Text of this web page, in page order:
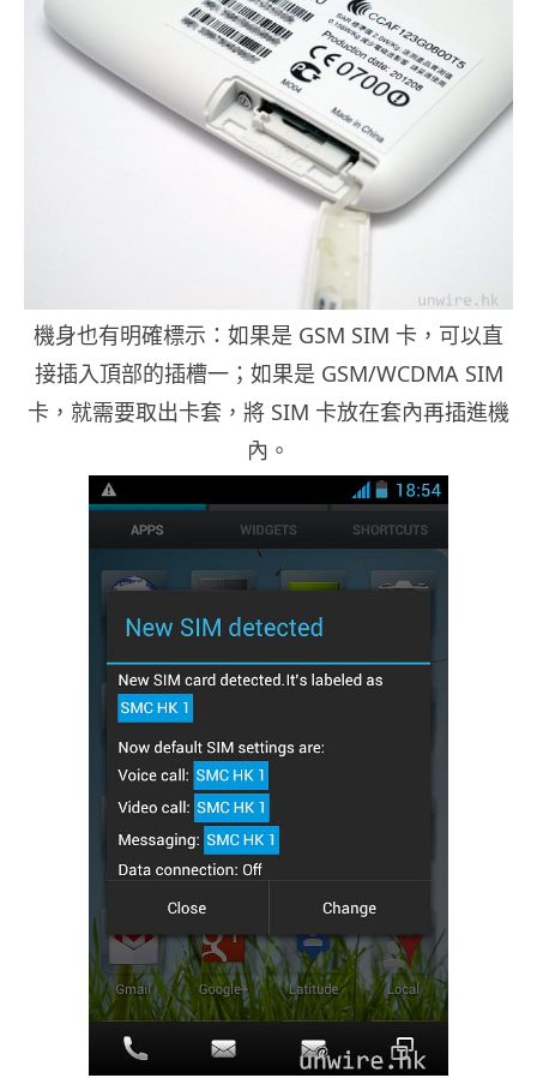
機身也有明確標示：如果是 GSM SIM 卡，可以直
接插入頂部的插槽一；如果是 GSM/WCDMA SIM
卡，就需要取出卡套，將 SIM 卡放在套內再插進機
內。